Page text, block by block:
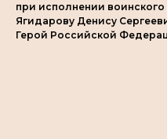
при исполнении
Ягидарову Денису
Герой Российской